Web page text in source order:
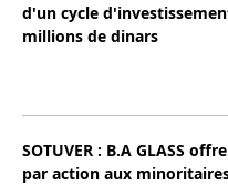
d'un cycle
millions de dinars
SOTUVER : B.A GLASS
par action aux